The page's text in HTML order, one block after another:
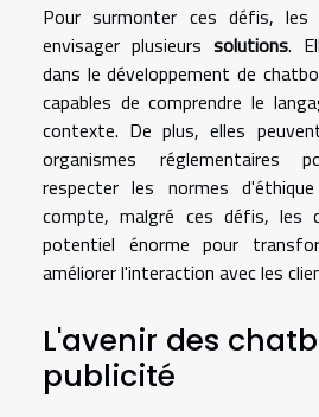
Pour surmonter ces défis, les
envisager plusieurs solutions.
dans le développement de
capables de comprendre le
contexte. De plus, elles
organismes réglementaires
respecter les normes
compte, malgré ces défis,
potentiel énorme pour
améliorer l'interaction avec les
L'avenir des
publicité